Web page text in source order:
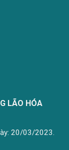
LÃO HÓA
20/03/2023.